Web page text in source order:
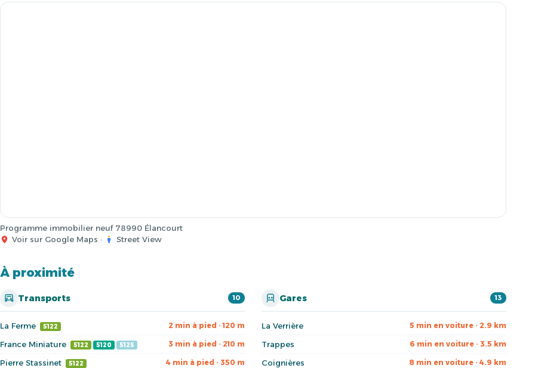
Programme immobilier neuf 78990 Élancourt
Voir sur Google Maps · Street View
À proximité
Transports 10
La Ferme 5122 2 min à pied · 120 m
France Miniature 5122 5120 5125 3 min à pied · 210 m
Pierre Stassinet 5122 4 min à pied · 350 m
Gares 13
La Verrière 5 min en voiture · 2.9 km
Trappes 6 min en voiture · 3.5 km
Coignières 8 min en voiture · 4.9 km